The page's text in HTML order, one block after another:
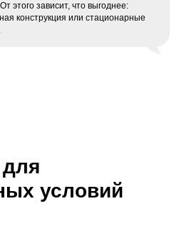
этого зависит, что выгоднее:
конструкция или стационарные
условий